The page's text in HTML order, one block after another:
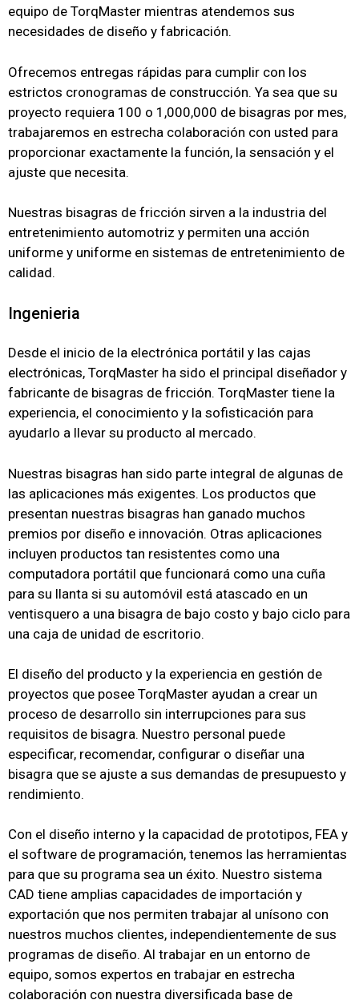
equipo de TorqMaster mientras atendemos sus
necesidades de diseño y fabricación.
Ofrecemos entregas rápidas para cumplir con los
estrictos cronogramas de construcción. Ya sea que su
proyecto requiera 100 o 1,000,000 de bisagras por mes,
trabajaremos en estrecha colaboración con usted para
proporcionar exactamente la función, la sensación y el
ajuste que necesita.
Nuestras bisagras de fricción sirven a la industria del
entretenimiento automotriz y permiten una acción
uniforme y uniforme en sistemas de entretenimiento de
calidad.
Ingenieria
Desde el inicio de la electrónica portátil y las cajas
electrónicas, TorqMaster ha sido el principal diseñador y
fabricante de bisagras de fricción. TorqMaster tiene la
experiencia, el conocimiento y la sofisticación para
ayudarlo a llevar su producto al mercado.
Nuestras bisagras han sido parte integral de algunas de
las aplicaciones más exigentes. Los productos que
presentan nuestras bisagras han ganado muchos
premios por diseño e innovación. Otras aplicaciones
incluyen productos tan resistentes como una
computadora portátil que funcionará como una cuña
para su llanta si su automóvil está atascado en un
ventisquero a una bisagra de bajo costo y bajo ciclo para
una caja de unidad de escritorio.
El diseño del producto y la experiencia en gestión de
proyectos que posee TorqMaster ayudan a crear un
proceso de desarrollo sin interrupciones para sus
requisitos de bisagra. Nuestro personal puede
especificar, recomendar, configurar o diseñar una
bisagra que se ajuste a sus demandas de presupuesto y
rendimiento.
Con el diseño interno y la capacidad de prototipos, FEA y
el software de programación, tenemos las herramientas
para que su programa sea un éxito. Nuestro sistema
CAD tiene amplias capacidades de importación y
exportación que nos permiten trabajar al unísono con
nuestros muchos clientes, independientemente de sus
programas de diseño. Al trabajar en un entorno de
equipo, somos expertos en trabajar en estrecha
colaboración con nuestra diversificada base de